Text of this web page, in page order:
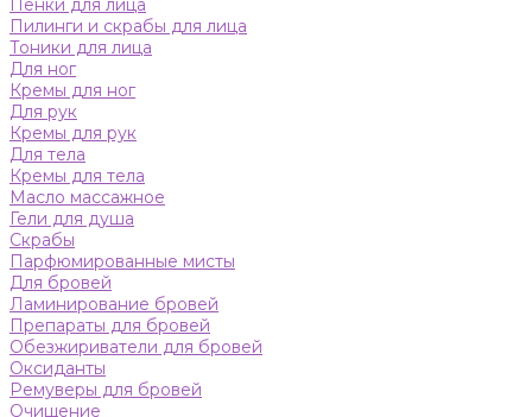
Пенки для лица
Пилинги и скрабы для лица
Тоники для лица
Для ног
Кремы для ног
Для рук
Кремы для рук
Для тела
Кремы для тела
Масло массажное
Гели для душа
Скрабы
Парфюмированные мисты
Для бровей
Ламинирование бровей
Препараты для бровей
Обезжириватели для бровей
Оксиданты
Ремуверы для бровей
Очищение